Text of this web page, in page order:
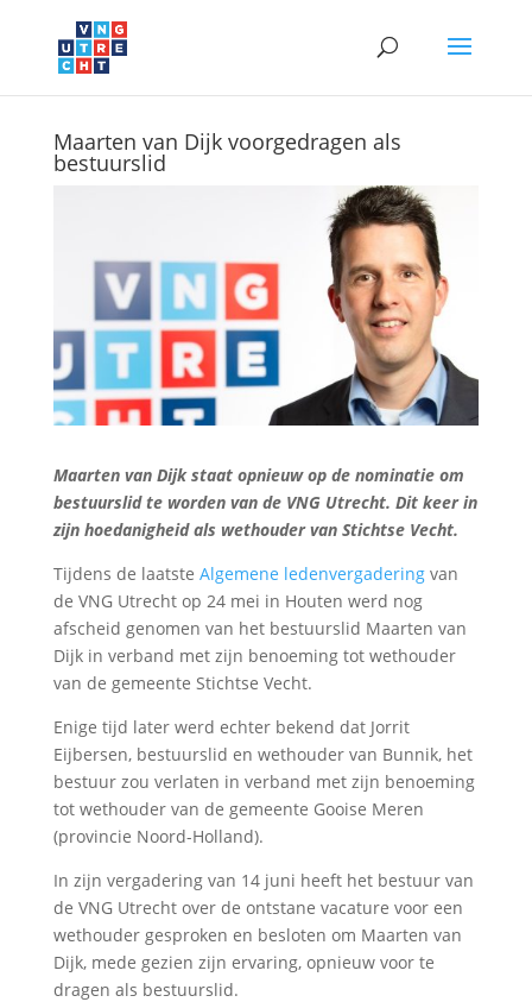
Maarten van Dijk voorgedragen als
bestuurslid
Maarten van Dijk staat opnieuw op de nominatie om
bestuurslid te worden van de VNG Utrecht. Dit keer in
zijn hoedanigheid als wethouder van Stichtse Vecht.
Tijdens de laatste Algemene ledenvergaderingvan
de VNG Utrecht op 24 mei in Houten werd nog
afscheid genomen van het bestuurslid Maarten van
Dijk in verband met zijn benoeming tot wethouder
van de gemeente Stichtse Vecht.
Enige tijd later werd echter bekend dat Jorrit
Eijbersen, bestuurslid en wethouder van Bunnik, het
bestuur zou verlaten in verband met zijn benoeming
tot wethouder van de gemeente Gooise Meren
(provincie Noord-Holland).
In zijn vergadering van 14 juni heeft het bestuur van
de VNG Utrecht over de ontstane vacature voor een
wethouder gesproken en besloten om Maarten van
Dijk, mede gezien zijn ervaring, opnieuw voor te
dragen als bestuurslid.